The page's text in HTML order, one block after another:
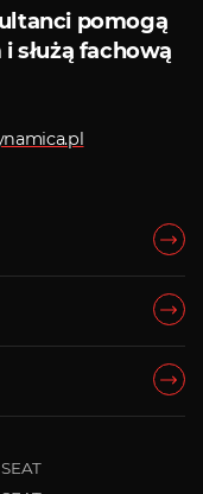
pomogą
służą fachową